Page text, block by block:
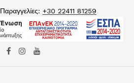
+30 22411 81259